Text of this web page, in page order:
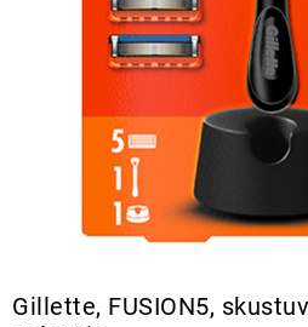
Gillette, FUSION5,